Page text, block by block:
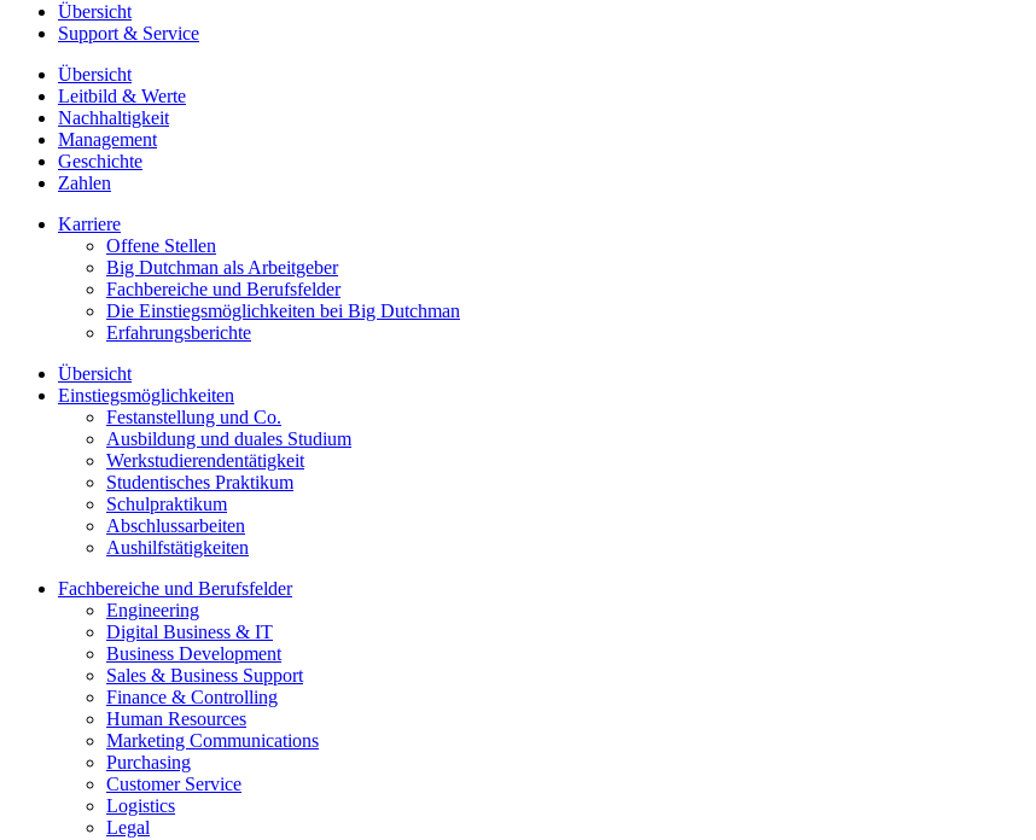
Übersicht
Support & Service
Übersicht
Leitbild & Werte
Nachhaltigkeit
Management
Geschichte
Zahlen
Karriere
Offene Stellen
Big Dutchman als Arbeitgeber
Fachbereiche und Berufsfelder
Die Einstiegsmöglichkeiten bei Big Dutchman
Erfahrungsberichte
Übersicht
Einstiegsmöglichkeiten
Festanstellung und Co.
Ausbildung und duales Studium
Werkstudierendentätigkeit
Studentisches Praktikum
Schulpraktikum
Abschlussarbeiten
Aushilfstätigkeiten
Fachbereiche und Berufsfelder
Engineering
Digital Business & IT
Business Development
Sales & Business Support
Finance & Controlling
Human Resources
Marketing Communications
Purchasing
Customer Service
Logistics
Legal